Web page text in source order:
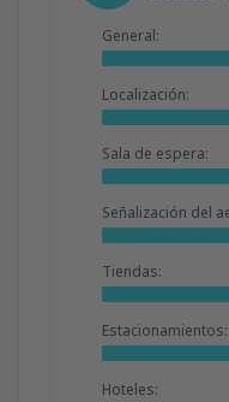
General:
Localización:
Sala de espera:
Señalización del
Tiendas:
Estacionamientos:
Hoteles: